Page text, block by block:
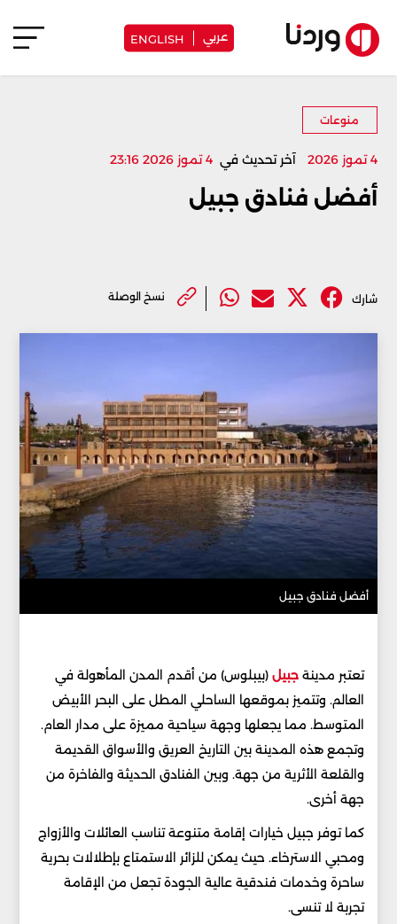
عربي ENGLISH
منوعات
4 تموز 2026 آخر تحديث في 4 تموز 2026 23:16
أفضل فنادق جبيل
شارك نسخ الوصلة
أفضل فنادق جبيل
تعتبر مدينةجبيل(بيبلوس) من أقدم المدن المأهولة في
العالم. وتتميز بموقعها الساحلي المطل على البحر الأبيض
المتوسط. مما يجعلها وجهة سياحية مميزة على مدار العام.
وتجمع هذه المدينة بين التاريخ العريق والأسواق القديمة
والقلعة الأثرية من جهة. وبين الفنادق الحديثة والفاخرة من
جهة أخرى.
كما توفر جبيل خيارات إقامة متنوعة تناسب العائلات والأزواج
ومحبي الاسترخاء. حيث يمكن للزائر الاستمتاع بإطلالات بحرية
ساحرة وخدمات فندقية عالية الجودة تجعل من الإقامة
تجربة لا تنسى.